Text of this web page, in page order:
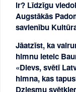
ir? Līdzīgu
Augstākās
savienību
Jāatzīst, ka
himnu ieteic
«Dievs, svētī
himna, kas
Dziesmu